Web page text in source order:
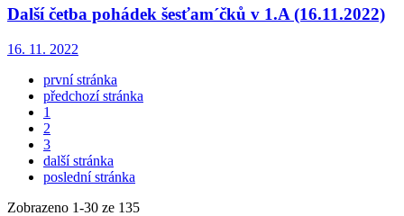
Další četba pohádek šesťam´čků v 1.A (16.11.2022)
16. 11. 2022
první stránka
předchozí stránka
1
2
3
další stránka
poslední stránka
Zobrazeno 1-30 ze 135